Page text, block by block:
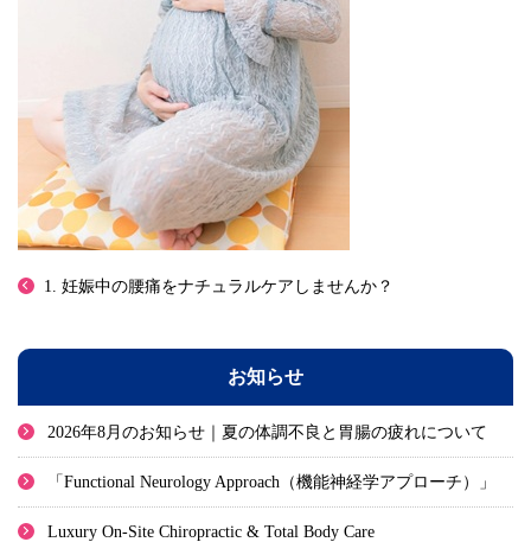
1. 妊娠中の腰痛をナチュラルケアしませんか？
お知らせ
2026年8月のお知らせ｜夏の体調不良と胃腸の疲れについて
「Functional Neurology Approach（機能神経学アプローチ）」
Luxury On-Site Chiropractic & Total Body Care